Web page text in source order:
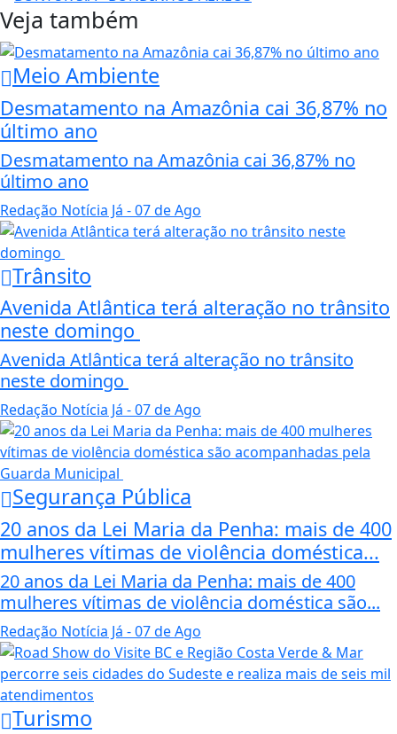
Veja também
Meio Ambiente
Desmatamento na Amazônia cai 36,87% no
último ano
Desmatamento na Amazônia cai 36,87% no
último ano
Redação Notícia Já - 07 de Ago
Trânsito
Avenida Atlântica terá alteração no trânsito
neste domingo
Avenida Atlântica terá alteração no trânsito
neste domingo
Redação Notícia Já - 07 de Ago
Segurança Pública
20 anos da Lei Maria da Penha: mais de 400
mulheres vítimas de violência doméstica...
20 anos da Lei Maria da Penha: mais de 400
mulheres vítimas de violência doméstica são...
Redação Notícia Já - 07 de Ago
Turismo